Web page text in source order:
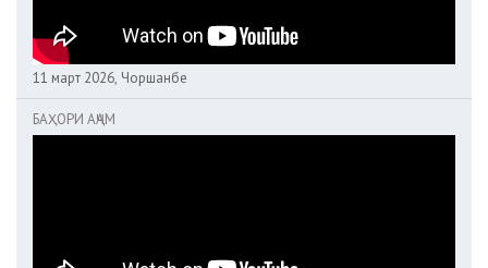
11 март 2026, Чоршанбе
БАҲОРИ АҶАМ